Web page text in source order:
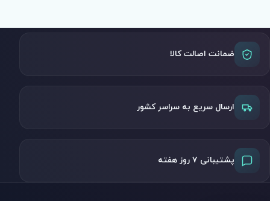
ضمانت اصالت کالا
ارسال سریع به سراسر کشور
پشتیبانی ۷ روز هفته